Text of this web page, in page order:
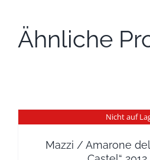
Ähnliche
Nicht auf
Mazzi / Amarone